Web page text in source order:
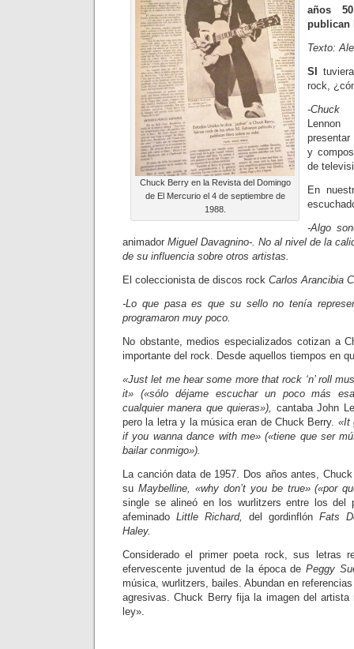
Chuck Berry en la Revista del Domingo
de El Mercurio el 4 de septiembre de
1988.
años
publican
Texto:
SI
rock,
-Chuck
y
de
En
-Algo
animador Miguel Davagnino-. No al nivel de la
de su influencia sobre otros artistas.
El coleccionista de discos rock Carlos Arancibia
-Lo que pasa es que su sello no tenía
programaron muy poco.
No obstante, medios especializados cotizan a
importante del rock. Desde aquellos tiempos en
«Just let me hear some more that rock ‘n’ roll
it» («sólo déjame escuchar un poco más
cualquier manera que quieras»), cantaba John
pero la letra y la música eran de Chuck Berry. «It
if you wanna dance with me» («tiene que ser
bailar conmigo»).
La canción data de 1957. Dos años antes,
su Maybelline, «why don’t you be true» («por
single se alineó en los wurlitzers entre los del
afeminado Little Richard, del gordinflón Fats
Haley.
Considerado el primer poeta rock, sus letras
efervescente juventud de la época dePeggy
música, wurlitzers, bailes. Abundan en
agresivas. Chuck Berry fija la imagen del
ley».